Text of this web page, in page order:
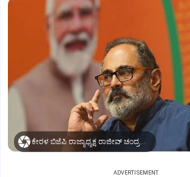
ಕೇರಳ ಬಿಜೆಪಿ ರಾಜ್ಯಾಧ್ಯಕ್ಷ ರಾಜೀವ್ ಚಂದ್ರಶೇಖರ್.
ADVERTISEMENT